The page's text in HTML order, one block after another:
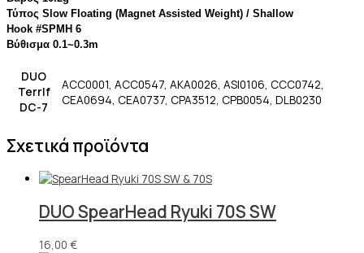
Τύπος Slow Floating (Magnet Assisted Weight) / Shallow
Hook #SPMH 6
Βύθισμα 0.1~0.3m
DUO
TerrIf
DC-7
ACC0001, ACC0547, AKA0026, ASI0106, CCC0742,
CEA0694, CEA0737, CPA3512, CPB0054, DLB0230
Σχετικά προϊόντα
DUO SpearHead Ryuki 70S SW
16,00 €